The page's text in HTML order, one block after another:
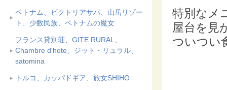
ベトナム、ビクトリアサパ、山岳リゾー
ト、少数民族、ベトナムの魔女
フランス貸別荘、GITE RURAL、
Chambre d'hote、ジット・リュラル、
satomina
トルコ、カッパドギア、旅女SHIHO
特別なメ
屋台を見
ついつい